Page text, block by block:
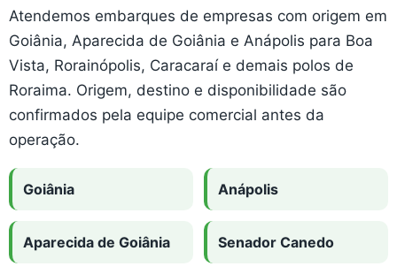
Atendemos embarques de empresas com origem em
Goiânia, Aparecida de Goiânia e Anápolis para Boa
Vista, Rorainópolis, Caracaraí e demais polos de
Roraima. Origem, destino e disponibilidade são
confirmados pela equipe comercial antes da
operação.
Goiânia Anápolis
Aparecida de Goiânia Senador Canedo